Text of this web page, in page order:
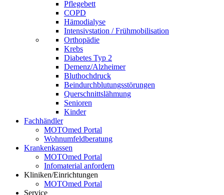
Pflegebett
COPD
Hämodialyse
Intensivstation / Frühmobilisation
Orthopädie
Krebs
Diabetes Typ 2
Demenz/Alzheimer
Bluthochdruck
Beindurchblutungsstörungen
Querschnittslähmung
Senioren
Kinder
Fachhändler
MOTOmed Portal
Wohnumfeldberatung
Krankenkassen
MOTOmed Portal
Infomaterial anfordern
Kliniken/Einrichtungen
MOTOmed Portal
Service